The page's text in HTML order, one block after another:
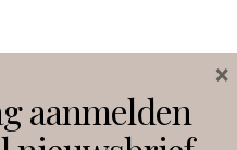
aanmelden
×